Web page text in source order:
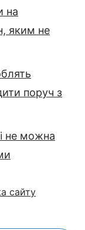
на
яким не
поруч з
не можна
сайту